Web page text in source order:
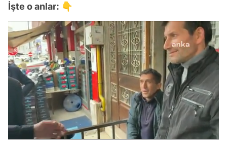
İşte o anlar: 👇
/
Video
Test
Gündem